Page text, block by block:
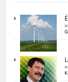
Magyarország